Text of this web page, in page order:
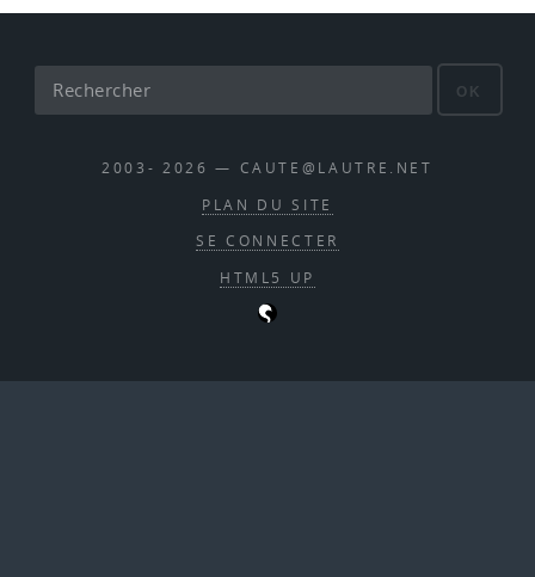
OK
2003- 2026 — CAUTE@LAUTRE.NET
PLAN DU SITE
SE CONNECTER
HTML5 UP